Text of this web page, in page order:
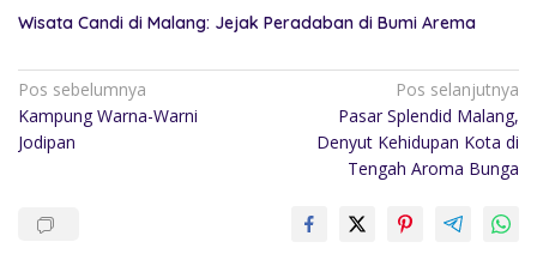
Wisata Candi di Malang: Jejak Peradaban di Bumi Arema
Pos sebelumnya
Kampung Warna-Warni
Jodipan
Pos selanjutnya
Pasar Splendid Malang,
Denyut Kehidupan Kota di
Tengah Aroma Bunga